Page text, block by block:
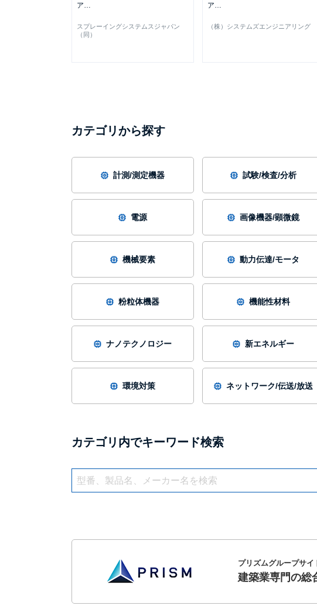
ア…
スプレーイングシステムスジャパン
（同）
ア…
（株）システムズエンジニアリング
カテゴリから探す
計測/測定機器 試験/検査/分析
電源 画像機器/顕微鏡
機械要素 動力伝達/モータ
粉粒体機器 機能性材料
ナノテクノロジー 新エネルギー
環境対策 ネットワーク/伝送/放送
カテゴリ内でキーワード検索
プリズムグループサイ
建築業専門の総